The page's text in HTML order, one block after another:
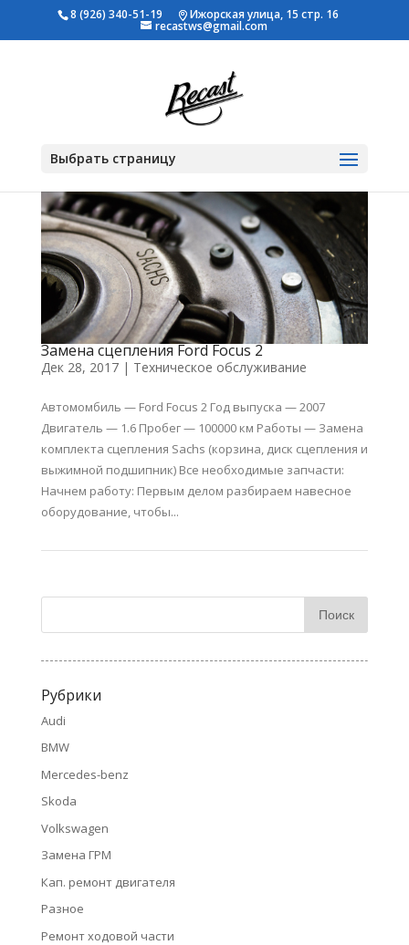
8 (926) 340-51-19 Ижорская улица, 15 стр. 16
recastws@gmail.com
Выбрать страницу
Замена сцепления Ford Focus 2
Дек 28, 2017| Техническое обслуживание
Автомомбиль — Ford Focus 2 Год выпуска — 2007
Двигатель — 1.6 Пробег — 100000 км Работы — Замена
комплекта сцепления Sachs (корзина, диск сцепления и
выжимной подшипник) Все необходимые запчасти:
Начнем работу: Первым делом разбираем навесное
оборудование, чтобы...
Рубрики
Audi
BMW
Mercedes-benz
Skoda
Volkswagen
Замена ГРМ
Кап. ремонт двигателя
Разное
Ремонт ходовой части